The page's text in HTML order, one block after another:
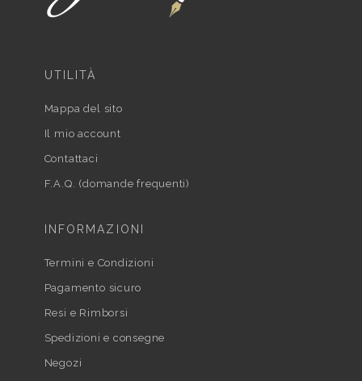
UTILITÀ
Mappa del sito
Il mio account
Contattaci
F.A.Q. (domande frequenti)
INFORMAZIONI
Termini e Condizioni
Pagamento sicuro
Resi e Rimborsi
Spedizioni e consegne
Negozi